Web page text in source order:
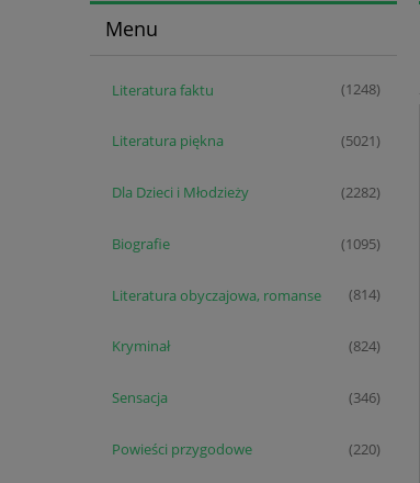
Menu
Literatura faktu (1248)
Literatura piękna (5021)
Dla Dzieci i Młodzieży (2282)
Biografie (1095)
Literatura obyczajowa, romanse (814)
Kryminał (824)
Sensacja (346)
Powieści przygodowe (220)